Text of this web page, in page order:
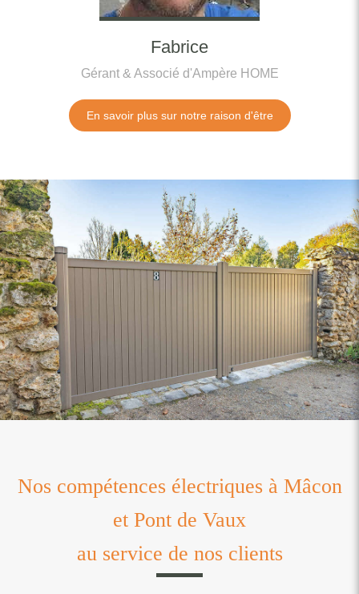
Fabrice
Gérant & Associé d'Ampère HOME
En savoir plus sur notre raison d'être
Nos compétences électriques à Mâcon
et Pont de Vaux
au service de nos clients